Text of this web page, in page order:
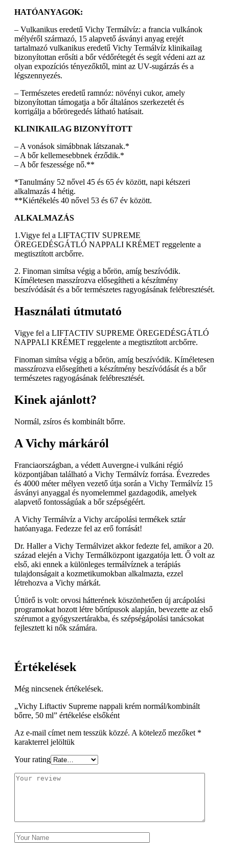
HATÓANYAGOK:
– Vulkanikus eredetű Vichy Termálvíz: a francia vulkánok
mélyéről származó, 15 alapvető ásványi anyag erejét
tartalmazó vulkanikus eredetű Vichy Termálvíz klinikailag
bizonyítottan erősíti a bőr védőrétegét és segít védeni azt az
olyan expozíciós tényezőktől, mint az UV-sugárzás és a
légszennyezés.
– Természetes eredetű ramnóz: növényi cukor, amely
bizonyítottan támogatja a bőr általános szerkezetét és
korrigálja a bőröregedés látható hatásait.
KLINIKAILAG BIZONYÍTOTT
– A vonások simábbnak látszanak.*
– A bőr kellemesebbnek érződik.*
– A bőr feszessége nő.**
*Tanulmány 52 nővel 45 és 65 év között, napi kétszeri
alkalmazás 4 hétig.
**Kiértékelés 40 nővel 53 és 67 év között.
ALKALMAZÁS
1.Vigye fel a LIFTACTIV SUPREME
ÖREGEDÉSGÁTLÓ NAPPALI KRÉMET reggelente a
megtisztított arcbőrre.
2. Finoman simítsa végig a bőrön, amíg beszívódik.
Kíméletesen masszírozva elősegítheti a készítmény
beszívódását és a bőr természetes ragyogásának felébresztését.
Használati útmutató
Vigye fel a LIFTACTIV SUPREME ÖREGEDÉSGÁTLÓ
NAPPALI KRÉMET reggelente a megtisztított arcbőrre.
Finoman simítsa végig a bőrön, amíg beszívódik. Kíméletesen
masszírozva elősegítheti a készítmény beszívódását és a bőr
természetes ragyogásának felébresztését.
Kinek ajánlott?
Normál, zsíros és kombinált bőrre.
A Vichy márkáról
Franciaországban, a védett Auvergne-i vulkáni régió
központjában található a Vichy Termálvíz forrása. Évezredes
és 4000 méter mélyen vezető útja során a Vichy Termálvíz 15
ásványi anyaggal és nyomelemmel gazdagodik, amelyek
alapvető fontosságúak a bőr szépségéért.
A Vichy Termálvíz a Vichy arcápolási termékek sztár
hatóanyaga. Fedezze fel az erő forrását!
Dr. Haller a Vichy Termálvizet akkor fedezte fel, amikor a 20.
század elején a Vichy Termálközpont igazgatója lett. Ő volt az
első, aki ennek a különleges termálvíznek a terápiás
tulajdonságait a kozmetikumokban alkalmazta, ezzel
létrehozva a Vichy márkát.
Úttörő is volt: orvosi hátterének köszönhetően új arcápolási
programokat hozott létre bőrtípusok alapján, bevezette az első
szérumot a gyógyszertárakba, és szépségápolási tanácsokat
fejlesztett ki nők számára.
Értékelések
Még nincsenek értékelések.
„Vichy Liftactiv Supreme nappali krém normál/kombinált
bőrre, 50 ml” értékelése elsőként
Az e-mail címet nem tesszük közzé. A kötelező mezőket *
karakterrel jelöltük
Your rating